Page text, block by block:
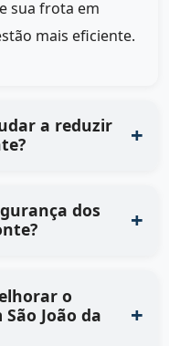
sua frota em
mais eficiente.
a reduzir
dos
o
João da